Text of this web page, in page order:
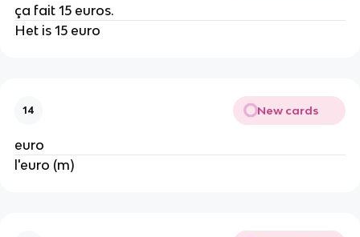
ça fait 15 euros.
Het is 15 euro
14 New cards
euro
l'euro (m)